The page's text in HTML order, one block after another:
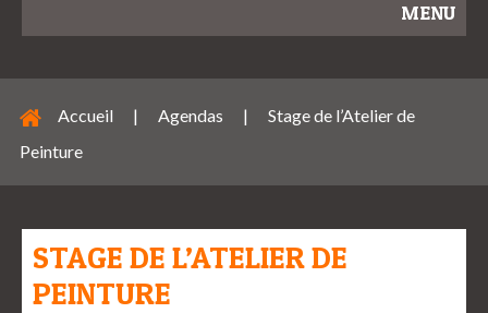
MENU
Accueil | Agendas |
Stage de l’Atelier de
Peinture
STAGE DE L’ATELIER DE
PEINTURE